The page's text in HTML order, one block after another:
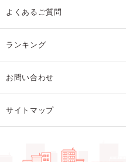
よくあるご質問
ランキング
お問い合わせ
サイトマップ